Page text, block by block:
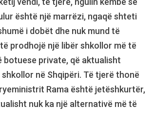
është një marrëzi, ngaqë shteti
i dobët dhe nuk mund të
prodhojë një libër shkollor më të
botuese private, që aktualisht
në Shqipëri. Të tjerë thonë
Rama është jetëshkurtër,
nuk ka një alternativë më të